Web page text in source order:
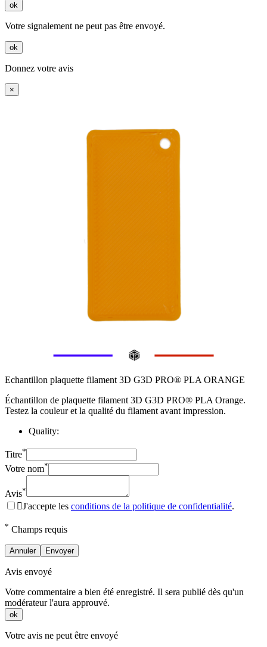
ok
Votre signalement ne peut pas être envoyé.
ok
Donnez votre avis
×
Echantillon plaquette filament 3D G3D PRO® PLA ORANGE
Échantillon de plaquette filament 3D G3D PRO® PLA Orange.
Testez la couleur et la qualité du filament avant impression.
Quality:
Titre*
Votre nom*
Avis*
J'accepte les conditions de la politique de confidentialité.
* Champs requis
Annuler Envoyer
Avis envoyé
Votre commentaire a bien été enregistré. Il sera publié dès qu'un
modérateur l'aura approuvé.
ok
Votre avis ne peut être envoyé